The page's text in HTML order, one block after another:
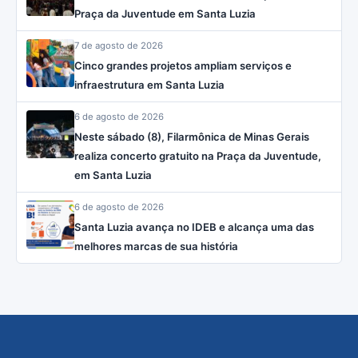
Praça da Juventude em Santa Luzia
7 de agosto de 2026
Cinco grandes projetos ampliam serviços e
infraestrutura em Santa Luzia
6 de agosto de 2026
Neste sábado (8), Filarmônica de Minas Gerais
realiza concerto gratuito na Praça da Juventude,
em Santa Luzia
6 de agosto de 2026
Santa Luzia avança no IDEB e alcança uma das
melhores marcas de sua história